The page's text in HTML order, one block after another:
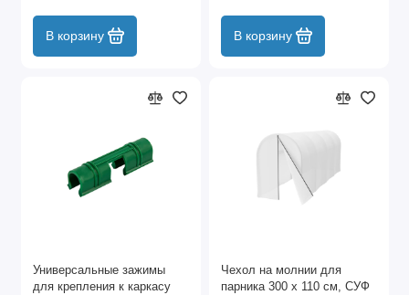
В корзину В корзину
Универсальные зажимы
для крепления к каркасу
Чехол на молнии для
парника 300 х 110 см, СУФ